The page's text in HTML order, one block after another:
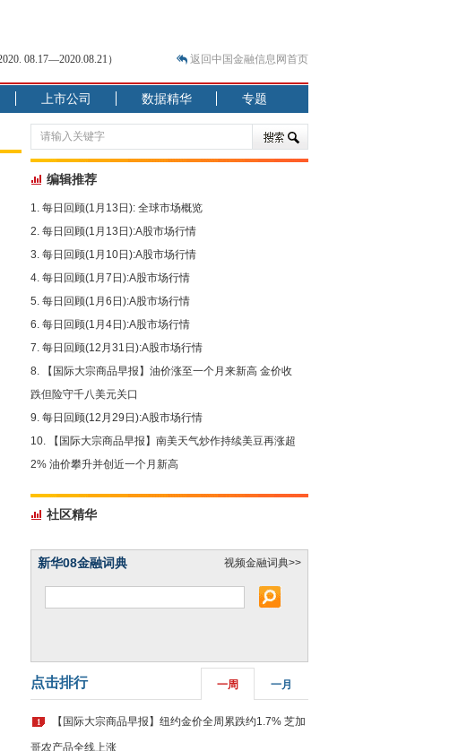
08.17—2020.08.21）
生？
突围之旅
07.27—2020.07.31）
“跷跷板” 结构性失衡藏
现最弱
人
返回中国金融信息网首页
上市公司 数据精华 专题
编辑推荐
每日回顾(1月13日): 全球市场概览
每日回顾(1月13日):A股市场行情
每日回顾(1月10日):A股市场行情
每日回顾(1月7日):A股市场行情
每日回顾(1月6日):A股市场行情
每日回顾(1月4日):A股市场行情
每日回顾(12月31日):A股市场行情
【国际大宗商品早报】油价涨至一个月来新高 金价收
跌但险守千八美元关口
每日回顾(12月29日):A股市场行情
【国际大宗商品早报】南美天气炒作持续美豆再涨超
2% 油价攀升并创近一个月新高
社区精华
新华08金融词典 视频金融词典>>
点击排行 一周 一月
1 【国际大宗商品早报】纽约金价全周累跌约1.7% 芝加
哥农产品全线上涨